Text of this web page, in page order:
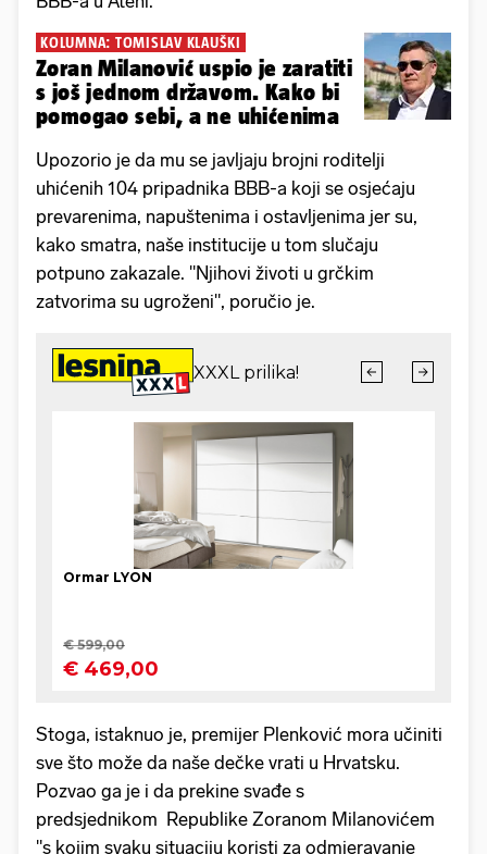
KOLUMNA: TOMISLAV KLAUŠKI
Zoran Milanović uspio je zaratiti
s još jednom državom. Kako bi
pomogao sebi, a ne uhićenima
Upozorio je da mu se javljaju brojni roditelji
uhićenih 104 pripadnika BBB-a koji se osjećaju
prevarenima, napuštenima i ostavljenima jer su,
kako smatra, naše institucije u tom slučaju
potpuno zakazale. "Njihovi životi u grčkim
zatvorima su ugroženi", poručio je.
Stoga, istaknuo je, premijer Plenković mora učiniti
sve što može da naše dečke vrati u Hrvatsku.
Pozvao ga je i da prekine svađe s
predsjednikom Republike Zoranom Milanovićem
"s kojim svaku situaciju koristi za odmjeravanje